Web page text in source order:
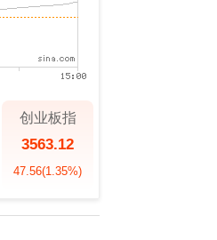
创业板指
3563.12
47.56(1.35%)